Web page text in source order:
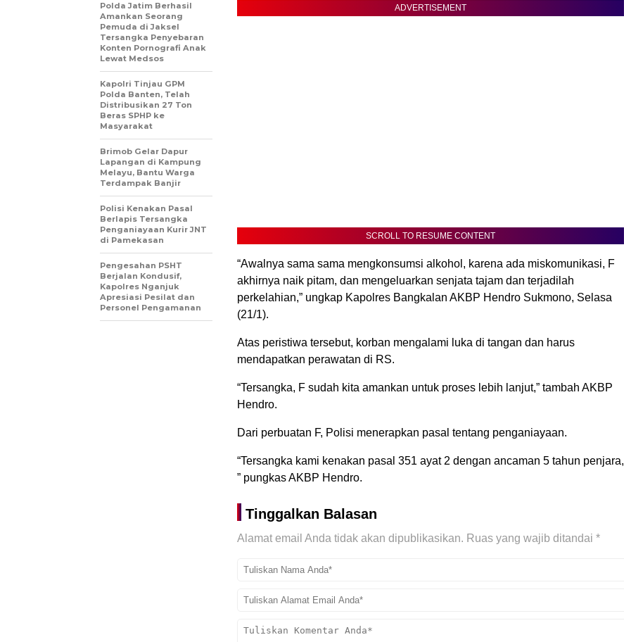
ADVERTISEMENT
SCROLL TO RESUME CONTENT
“Awalnya sama sama mengkonsumsi alkohol, karena ada miskomunikasi, F
akhirnya naik pitam, dan mengeluarkan senjata tajam dan terjadilah
perkelahian,” ungkap Kapolres Bangkalan AKBP Hendro Sukmono, Selasa
(21/1).
Atas peristiwa tersebut, korban mengalami luka di tangan dan harus
mendapatkan perawatan di RS.
“Tersangka, F sudah kita amankan untuk proses lebih lanjut,” tambah AKBP
Hendro.
Dari perbuatan F, Polisi menerapkan pasal tentang penganiayaan.
“Tersangka kami kenakan pasal 351 ayat 2 dengan ancaman 5 tahun penjara,
” pungkas AKBP Hendro.
Tinggalkan Balasan
Alamat email Anda tidak akan dipublikasikan. Ruas yang wajib ditandai *
Polda Jatim Berhasil
Amankan Seorang
Pemuda di Jaksel
Tersangka Penyebaran
Konten Pornografi Anak
Lewat Medsos
Kapolri Tinjau GPM
Polda Banten, Telah
Distribusikan 27 Ton
Beras SPHP ke
Masyarakat
Brimob Gelar Dapur
Lapangan di Kampung
Melayu, Bantu Warga
Terdampak Banjir
Polisi Kenakan Pasal
Berlapis Tersangka
Penganiayaan Kurir JNT
di Pamekasan
Pengesahan PSHT
Berjalan Kondusif,
Kapolres Nganjuk
Apresiasi Pesilat dan
Personel Pengamanan